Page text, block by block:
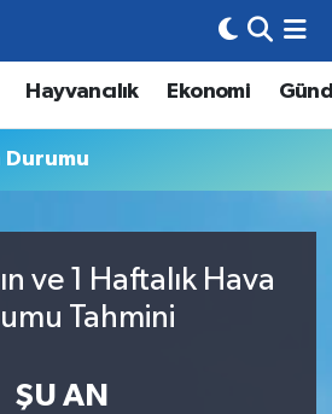
Hayvancılık Ekonomi
Durumu
ve 1 Haftalık Hava
Tahmini
ŞU AN